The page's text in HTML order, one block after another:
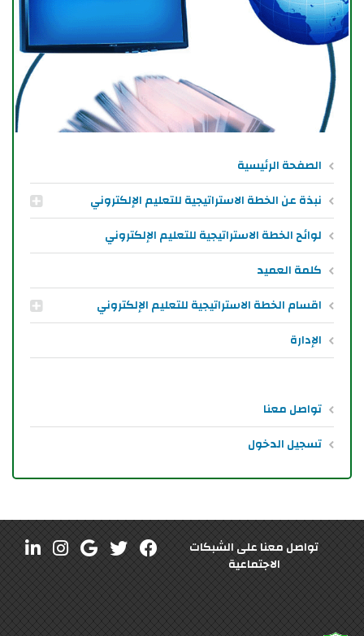
الصفحة الرئيسية
نبذة عن الخطة الاستراتيجية للتعليم الإلكتروني
لوائح الخطة الاستراتيجية للتعليم الإلكتروني
كلمة العميد
اقسام الخطة الاستراتيجية للتعليم الإلكتروني
الإدارة
تواصل معنا
تسجيل الدخول
تواصل معنا على الشبكات
الاجتماعية